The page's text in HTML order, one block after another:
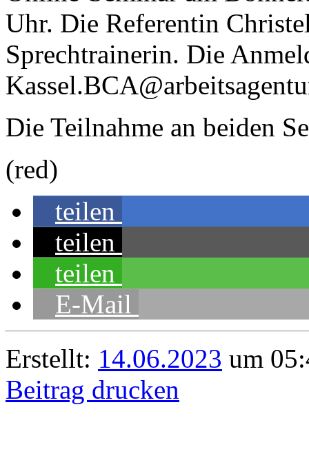
Uhr. Die Referentin
Sprechtrainerin. Die
Die Teilnahme an beiden
(red)
teilen
teilen
teilen
E-Mail
Erstellt: 14.06.2023 um
Beitrag drucken